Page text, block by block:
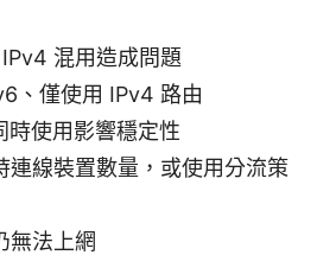
混用造成問題
、僅使用 IPv4 路由
時使用影響穩定性
連線裝置數量，或使用分流策
無法上網